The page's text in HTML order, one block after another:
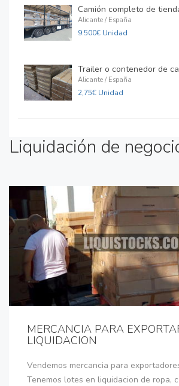
Camión completo de
Alicante / España
9.500€ Unidad
Trailer o contenedor de
Alicante / España
2,75€ Unidad
Liquidación de
MERCANCIA PARA
LIQUIDACION
Vendemos mercancia para
Tenemos lotes en liquidacion de ropa,